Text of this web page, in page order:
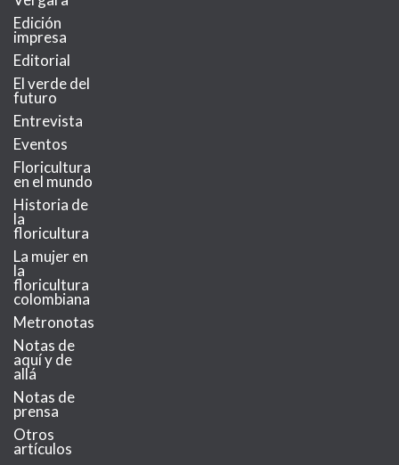
Edición
impresa
Editorial
El verde del
futuro
Entrevista
Eventos
Floricultura
en el mundo
Historia de
la
floricultura
La mujer en
la
floricultura
colombiana
Metronotas
Notas de
aquí y de
allá
Notas de
prensa
Otros
artículos